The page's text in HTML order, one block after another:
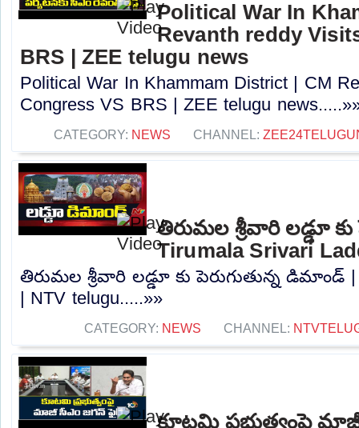
Political War In
Revanth reddy
BRS | ZEE telugu news
Political War In Khammam District | CM
Congress VS BRS | ZEE telugu
CATEGORY: NEWS CHANNEL:
తిరుమల శ్రీవారి లడ్డూ
Tirumala Srivari
తిరుమల శ్రీవారి లడ్డూ కు పెరుగుతున్న డిమాండ్ |
| NTV telugu.....»»
CATEGORY: NEWS CHANNEL:
కూటమి ప్రభుత్వంపై